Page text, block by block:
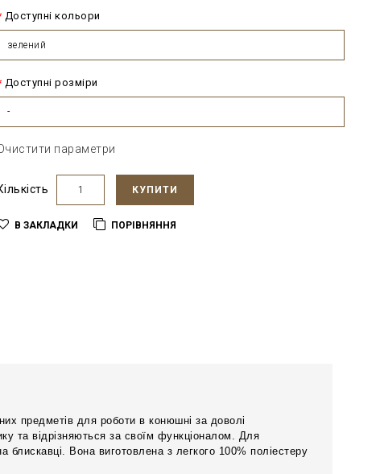
Доступні кольори
зелений
Доступні розміри
-
параметри
КУПИТИ
В ЗАКЛАДКИ ПОРІВНЯННЯ
предметів для роботи в конюшні за доволі
та відрізняються за своїм функціоналом. Для
блискавці. Вона виготовлена з легкого 100% поліестеру